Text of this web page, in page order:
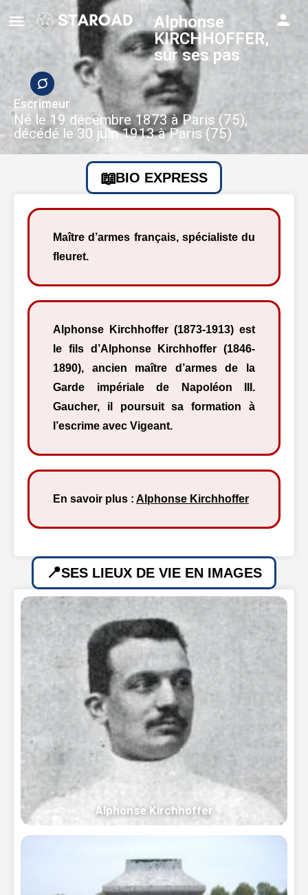
Alphonse
KIRCHHOFFER,
sur ses pas
Escrimeur
Né le 19 décembre 1873 à Paris (75),
décédé le 30 juin 1913 à Paris (75)
BIO EXPRESS
Maître d’armes français, spécialiste du
fleuret.
Alphonse Kirchhoffer (1873-1913) est
le fils d’Alphonse Kirchhoffer (1846-
1890), ancien maître d’armes de la
Garde impériale de Napoléon III.
Gaucher, il poursuit sa formation à
l’escrime avec Vigeant.
En savoir plus : Alphonse Kirchhoffer
SES LIEUX DE VIE EN IMAGES
Alphonse Kirchhoffer